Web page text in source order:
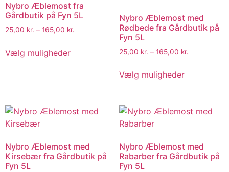
Nybro Æblemost fra
Gårdbutik på Fyn 5L
25,00 kr. – 165,00 kr.
Vælg muligheder
Nybro Æblemost med
Rødbede fra Gårdbutik på
Fyn 5L
25,00 kr. – 165,00 kr.
Vælg muligheder
Nybro Æblemost med
Kirsebær fra Gårdbutik på
Fyn 5L
Nybro Æblemost med
Rabarber fra Gårdbutik på
Fyn 5L